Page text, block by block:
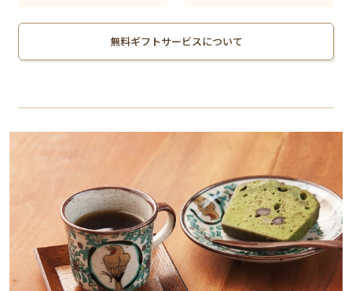
無料ギフトサービスについて